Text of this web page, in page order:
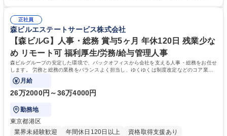
の他に担当頂く業務が発生する場合があります。 募集職種 【営業事務】
業務職/三井物産グループ/平均残業時間10H/完全週休2日
ション力がある方。 ・チャレンジを厭わず、粘り強く業務に取り組める
方。多様な関係者と謙虚に信頼関係を構築でき、期限を意識したスケジュ
ール管理が出来る方。※将来的に他部署（営業部門、コーポレート部門）
へのジョブローテーションの可能性があります。 学歴・資格 学歴：大学
院 大学 語学力： 資格：宅地建物取引士
正社員
森ビルエステートサービス株式会社
【森ビルG】人事・総務 賞与5ヶ月 年休120日 残業少な
め リモート可 福利厚生/労務/給与管理人事
森ビルグループの安定した環境で、バックオフィスから会社を支える人事・総務をお任せ
します。 労務と総務の業務をバランスよく担当し、ゆくゆくは制度改定などのコア業務
にも挑戦できる、やりがいある環境です。
月給
26万2000円～36万4000円
勤務地
東京都港区
業界未経験歓迎
年間休日120日以上
資格取得支援あり